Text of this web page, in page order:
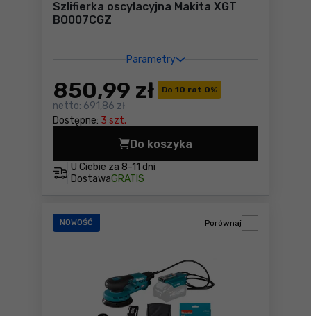
Szlifierka oscylacyjna Makita XGT
BO007CGZ
Parametry
Do 10 rat 0%
850,99 zł
netto: 691,86 zł
Dostępne: 3 szt.
U Ciebie za 8-11 dni
DostawaGRATIS
Do koszyka
Szlifierka oscylacyjna
NOWOŚĆ Porównaj